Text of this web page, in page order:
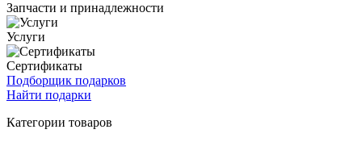
Запчасти и принадлежности
Услуги
Сертификаты
Подборщик подарков
Найти подарки
Категории товаров